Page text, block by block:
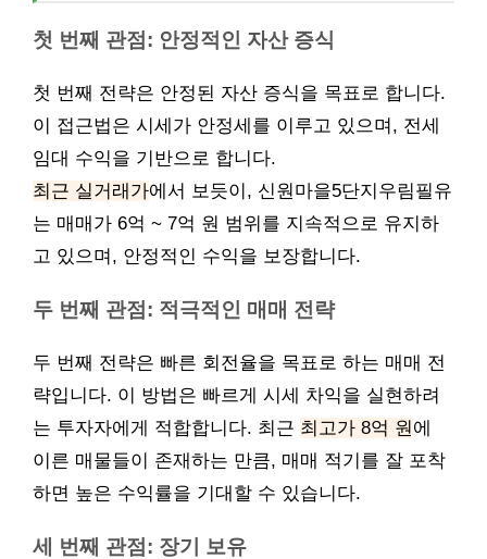
첫 번째 관점: 안정적인 자산 증식
첫 번째 전략은 안정된 자산 증식을 목표로 합니다.
이 접근법은 시세가 안정세를 이루고 있으며, 전세
임대 수익을 기반으로 합니다.
최근 실거래가에서 보듯이, 신원마을5단지우림필유
는 매매가 6억 ~ 7억 원 범위를 지속적으로 유지하
고 있으며, 안정적인 수익을 보장합니다.
두 번째 관점: 적극적인 매매 전략
두 번째 전략은 빠른 회전율을 목표로 하는 매매 전
략입니다. 이 방법은 빠르게 시세 차익을 실현하려
는 투자자에게 적합합니다. 최근 최고가 8억 원에
이른 매물들이 존재하는 만큼, 매매 적기를 잘 포착
하면 높은 수익률을 기대할 수 있습니다.
세 번째 관점: 장기 보유